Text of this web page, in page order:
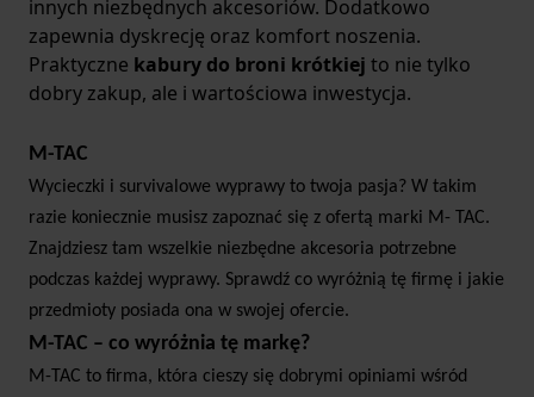
innych niezbędnych akcesoriów. Dodatkowo
zapewnia dyskrecję oraz komfort noszenia.
Praktyczne kabury do broni krótkiej to nie tylko
dobry zakup, ale i wartościowa inwestycja.
M-TAC
Wycieczki i survivalowe wyprawy to twoja pasja? W takim
razie koniecznie musisz zapoznać się z ofertą marki M- TAC.
Znajdziesz tam wszelkie niezbędne akcesoria potrzebne
podczas każdej wyprawy. Sprawdź co wyróżnią tę firmę i jakie
przedmioty posiada ona w swojej ofercie.
M-TAC – co wyróżnia tę markę?
M-TAC to firma, która cieszy się dobrymi opiniami wśród